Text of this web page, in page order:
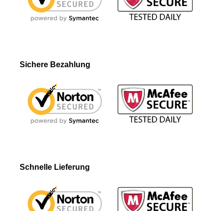
Sichere Bezahlung
Schnelle Lieferung